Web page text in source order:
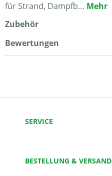
für Strand, Dampfb… Mehr
Zubehör
Bewertungen
SERVICE
BESTELLUNG & VERSAND